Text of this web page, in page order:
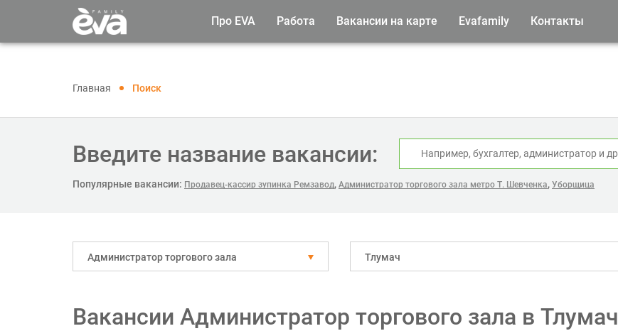
Про EVA Работа Вакансии на карте Evafamily Контакты
Главная Поиск
Введите название вакансии:
Популярные вакансии: Продавец-кассир зупинка Ремзавод, Администратор торгового зала метро Т. Шевченка, Уборщица
Администратор торгового зала Тлумач
Вакансии Администратор торгового зала в Тлумач